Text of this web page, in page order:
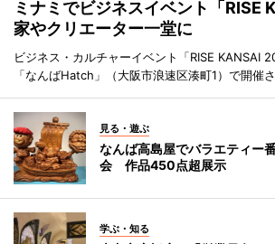
ミナミでビジネスイベント「
家やクリエーター一堂に
ビジネス・カルチャーイベント「RISE KANSAI
「なんばHatch」（大阪市浪速区湊町1）で開催さ
見る・遊ぶ
なんば高島屋でバラエティー
会 作品450点超展示
学ぶ・知る